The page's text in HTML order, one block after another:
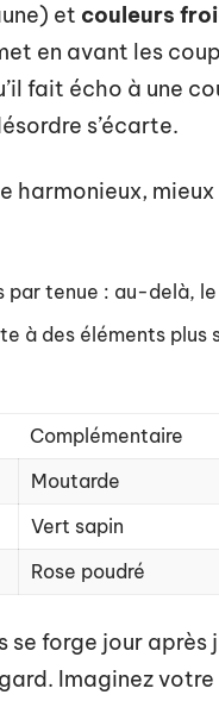
et couleurs
en avant les
fait écho à une
s’écarte.
harmonieux,
tenue : au-delà, le
à des éléments
Complémentaire
Moutarde
Vert sapin
Rose poudré
se forge jour
Imaginez